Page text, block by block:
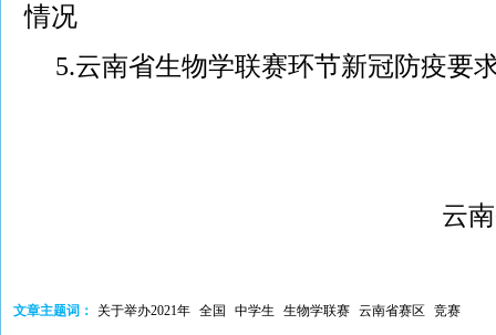
情况
5.云南省生物学联赛环节新冠防疫要
云
文章主题词： 关于举办2021年 全国 中学生 生物学联赛 云南省赛区 竞赛